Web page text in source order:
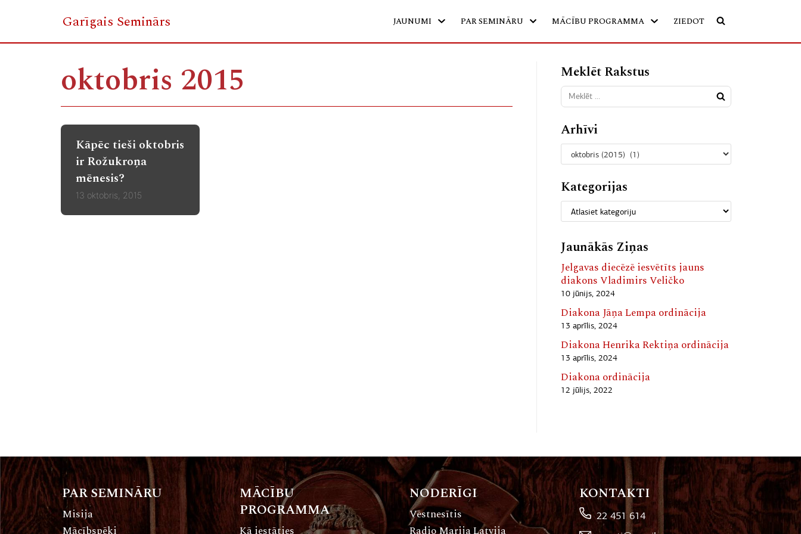
Garīgais Seminārs JAUNUMI PAR SEMINĀRU MĀCĪBU PROGRAMMA ZIEDOT
oktobris 2015
Kāpēc tieši oktobris
ir Rožukroņa
mēnesis?
13 oktobris, 2015
Meklēt Rakstus
Arhīvi
Kategorijas
Jaunākās Ziņas
Jelgavas diecēzē iesvētīts jauns
diakons Vladimirs Veličko
10 jūnijs, 2024
Diakona Jāņa Lempa ordinācija
13 aprīlis, 2024
Diakona Henrika Rektiņa ordinācija
13 aprīlis, 2024
Diakona ordinācija
12 jūlijs, 2022
PAR SEMINĀRU
Misija
MĀCĪBU
PROGRAMMA
NODERĪGI
Vēstnesītis
KONTAKTI
22 451 614